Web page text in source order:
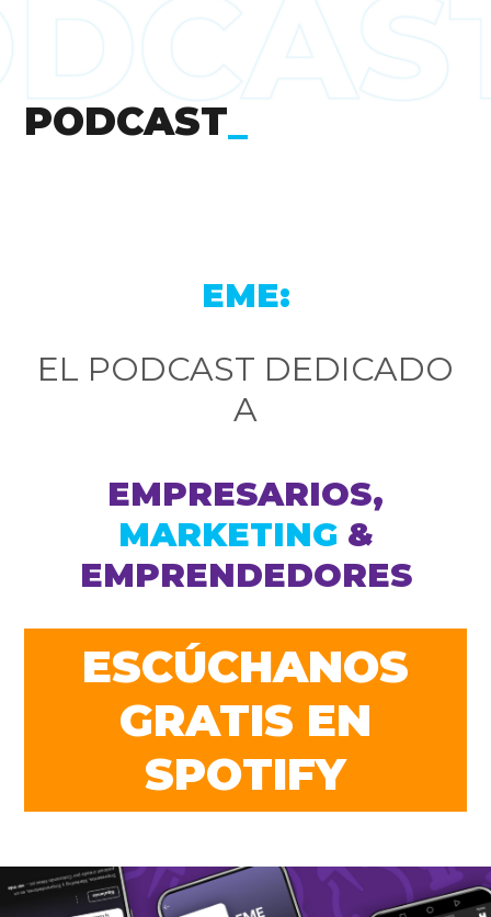
PODCAST
EME:
EL PODCAST DEDICADO
A
EMPRESARIOS,
MARKETING&
EMPRENDEDORES
ESCÚCHANOS
GRATIS EN
SPOTIFY